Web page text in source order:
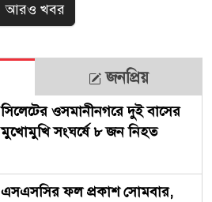
আরও খবর
জনপ্রিয়
সিলেটের ওসমানীনগরে দুই বাসের
মুখোমুখি সংঘর্ষে ৮ জন নিহত
এসএসসির ফল প্রকাশ সোমবার,